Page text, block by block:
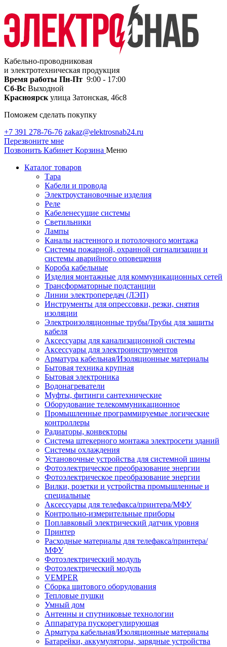
Кабельно-проводниковая
и электротехническая продукция
Время работы Пн-Пт 9:00 - 17:00
Сб-Вс Выходной
Красноярск улица Затонская, 46с8
Поможем сделать покупку
+7 391 278-76-76 zakaz@elektrosnab24.ru
Перезвоните мне
Позвонить Кабинет Корзина Меню
Каталог товаров
Тара
Кабели и провода
Электроустановочные изделия
Реле
Кабеленесущие системы
Светильники
Лампы
Каналы настенного и потолочного монтажа
Системы пожарной, охранной сигнализации и
системы аварийного оповещения
Короба кабельные
Изделия монтажные для коммуникационных сетей
Трансформаторные подстанции
Линии электропередач (ЛЭП)
Инструменты для опрессовки, резки, снятия
изоляции
Электроизоляционные трубы/Трубы для защиты
кабеля
Аксессуары для канализационной системы
Аксессуары для электроинструментов
Арматура кабельная/Изоляционные материалы
Бытовая техника крупная
Бытовая электроника
Водонагреватели
Муфты, фитинги сантехнические
Оборудование телекоммуникационное
Промышленные программируемые логические
контроллеры
Радиаторы, конвекторы
Система штекерного монтажа электросети зданий
Системы охлаждения
Установочные устройства для системной шины
Фотоэлектрическое преобразование энергии
Фотоэлектрическое преобразование энергии
Вилки, розетки и устройства промышленные и
специальные
Аксессуары для телефакса/принтера/МФУ
Контрольно-измерительные приборы
Поплавковый электрический датчик уровня
Принтер
Расходные материалы для телефакса/принтера/
МФУ
Фотоэлектрический модуль
Фотоэлектрический модуль
VEMPER
Сборка щитового оборудования
Тепловые пушки
Умный дом
Антенны и спутниковые технологии
Аппаратура пускорегулирующая
Арматура кабельная/Изоляционные материалы
Батарейки, аккумуляторы, зарядные устройства